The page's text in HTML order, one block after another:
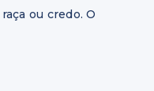
ou credo. O